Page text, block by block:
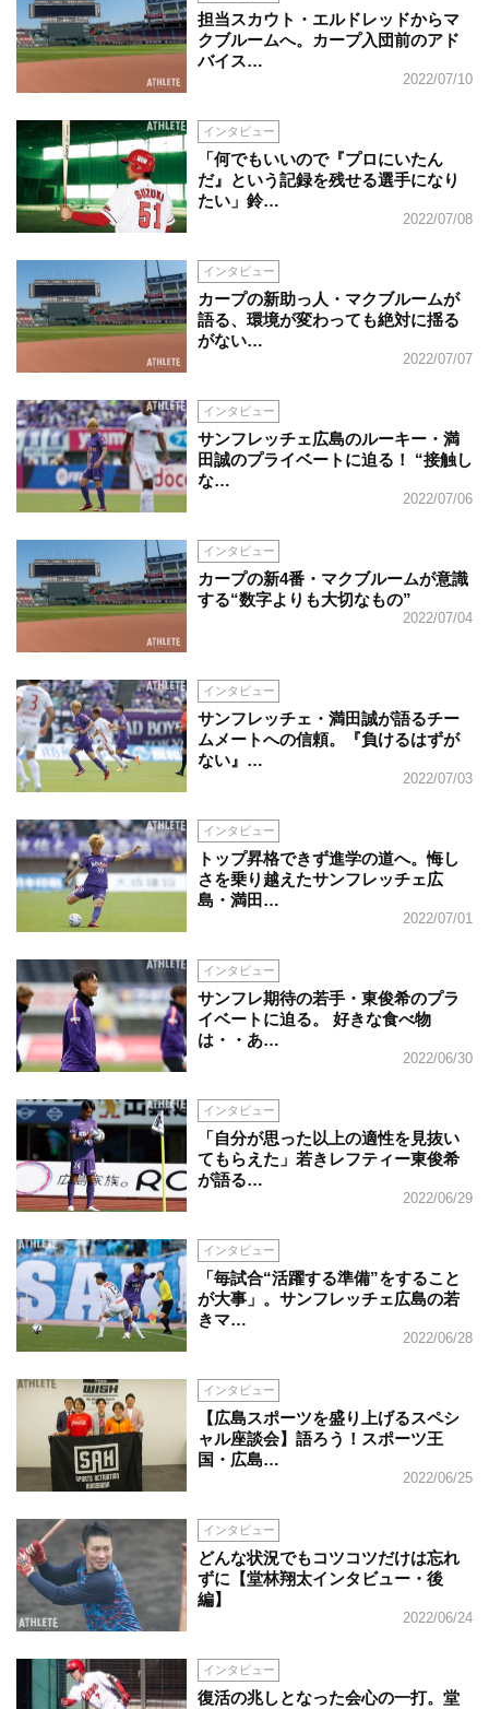
担当スカウト・エルドレッドからマ
クブルームへ。カープ入団前のアド
バイス…
2022/07/10
インタビュー
「何でもいいので『プロにいたん
だ』という記録を残せる選手になり
たい」鈴…
2022/07/08
インタビュー
カープの新助っ人・マクブルームが
語る、環境が変わっても絶対に揺る
がない…
2022/07/07
インタビュー
サンフレッチェ広島のルーキー・満
田誠のプライベートに迫る！ “接触し
な…
2022/07/06
インタビュー
カープの新4番・マクブルームが意識
する“数字よりも大切なもの”
2022/07/04
インタビュー
サンフレッチェ・満田誠が語るチー
ムメートへの信頼。『負けるはずが
ない』…
2022/07/03
インタビュー
トップ昇格できず進学の道へ。悔し
さを乗り越えたサンフレッチェ広
島・満田…
2022/07/01
インタビュー
サンフレ期待の若手・東俊希のプラ
イベートに迫る。 好きな食べ物
は・・あ…
2022/06/30
インタビュー
「自分が思った以上の適性を見抜い
てもらえた」若きレフティー東俊希
が語る…
2022/06/29
インタビュー
「毎試合“活躍する準備”をすること
が大事」。サンフレッチェ広島の若
きマ…
2022/06/28
インタビュー
【広島スポーツを盛り上げるスペシ
ャル座談会】語ろう！スポーツ王
国・広島…
2022/06/25
インタビュー
どんな状況でもコツコツだけは忘れ
ずに【堂林翔太インタビュー・後
編】
2022/06/24
インタビュー
復活の兆しとなった会心の一打。堂